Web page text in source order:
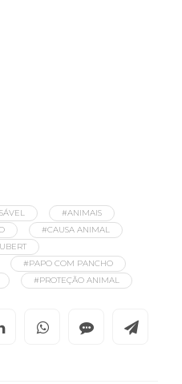
#ANIMAIS
#CAUSA ANIMAL
#PAPO COM PANCHO
#PROTEÇÃO ANIMAL